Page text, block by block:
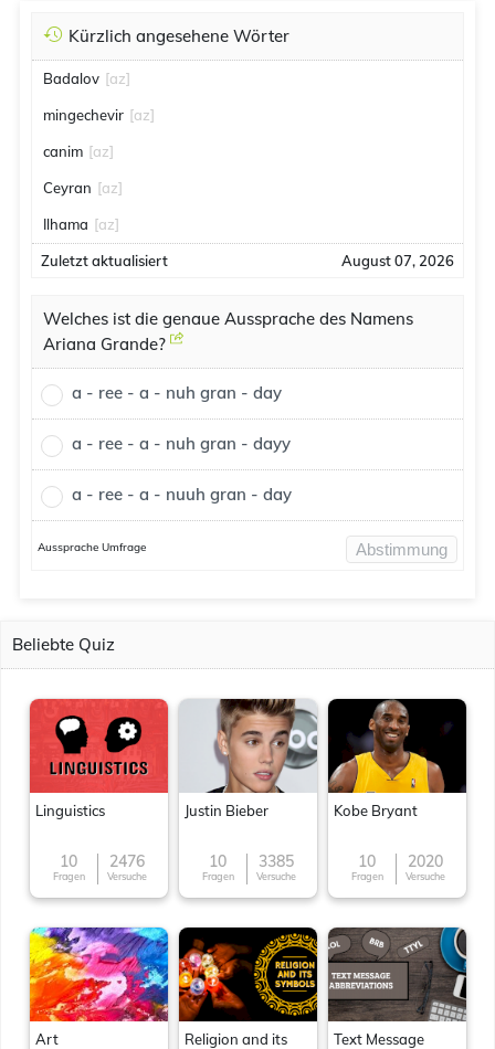
Kürzlich angesehene Wörter
Badalov [az]
mingechevir [az]
canim [az]
Ceyran [az]
Ilhama [az]
Zuletzt aktualisiert August 07, 2026
Welches ist die genaue Aussprache des Namens
Ariana Grande?
a - ree - a - nuh gran - day
a - ree - a - nuh gran - dayy
a - ree - a - nuuh gran - day
Aussprache Umfrage Abstimmung
Beliebte Quiz
Linguistics
10
Fragen
2476
Versuche
Justin Bieber
10
Fragen
3385
Versuche
Kobe Bryant
10
Fragen
2020
Versuche
Art
Religion and its
Text Message